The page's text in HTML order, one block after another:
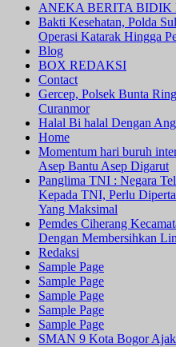
ANEKA BERITA BIDIK
Bakti Kesehatan, Polda
Operasi Katarak Hingga
Blog
BOX REDAKSI
Contact
Gercep, Polsek Bunta
Curanmor
Halal Bi halal Dengan
Home
Momentum hari buruh
Asep Bantu Asep Digarut
Panglima TNI : Negara
Kepada TNI, Perlu
Yang Maksimal
Pemdes Ciherang
Dengan Membersihkan
Redaksi
Sample Page
Sample Page
Sample Page
Sample Page
Sample Page
SMAN 9 Kota Bogor